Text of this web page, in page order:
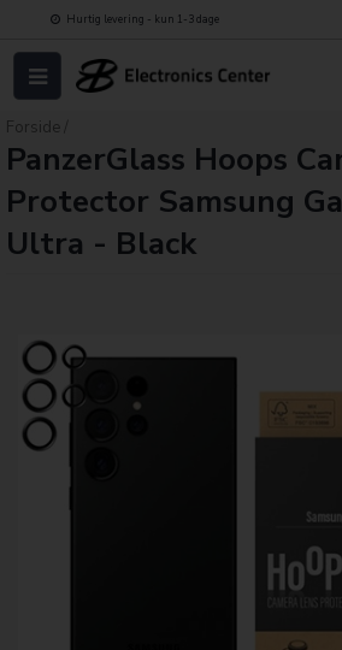
Hurtig levering - kun 1-3 dage
Forside
PanzerGlass Hoops
Protector Samsung
Ultra - Black